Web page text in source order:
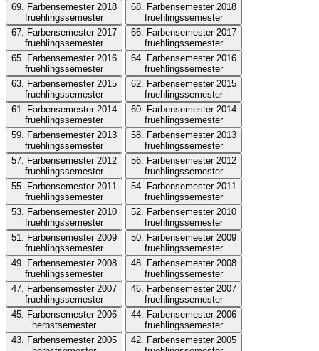
69. Farbensemester 2018
fruehlingssemester
68. Farbensemester 2018
fruehlingssemester
67. Farbensemester 2017
fruehlingssemester
66. Farbensemester 2017
fruehlingssemester
65. Farbensemester 2016
fruehlingssemester
64. Farbensemester 2016
fruehlingssemester
63. Farbensemester 2015
fruehlingssemester
62. Farbensemester 2015
fruehlingssemester
61. Farbensemester 2014
fruehlingssemester
60. Farbensemester 2014
fruehlingssemester
59. Farbensemester 2013
fruehlingssemester
58. Farbensemester 2013
fruehlingssemester
57. Farbensemester 2012
fruehlingssemester
56. Farbensemester 2012
fruehlingssemester
55. Farbensemester 2011
fruehlingssemester
54. Farbensemester 2011
fruehlingssemester
53. Farbensemester 2010
fruehlingssemester
52. Farbensemester 2010
fruehlingssemester
51. Farbensemester 2009
fruehlingssemester
50. Farbensemester 2009
fruehlingssemester
49. Farbensemester 2008
fruehlingssemester
48. Farbensemester 2008
fruehlingssemester
47. Farbensemester 2007
fruehlingssemester
46. Farbensemester 2007
fruehlingssemester
45. Farbensemester 2006
herbstsemester
44. Farbensemester 2006
fruehlingssemester
43. Farbensemester 2005
42. Farbensemester 2005